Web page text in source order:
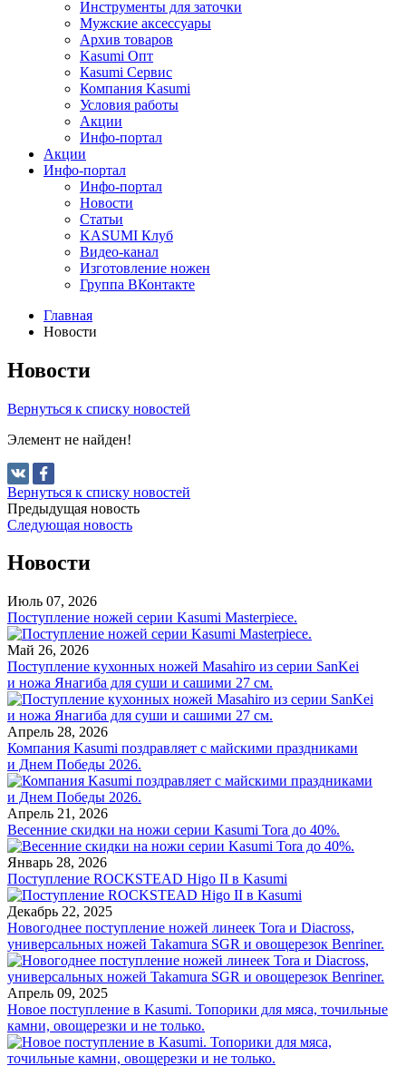
Инструменты для заточки
Мужские аксессуары
Архив товаров
Kasumi Опт
Кasumi Сервис
Компания Kasumi
Условия работы
Акции
Инфо-портал
Акции
Инфо-портал
Инфо-портал
Новости
Статьи
KASUMI Клуб
Видео-канал
Изготовление ножен
Группа ВКонтакте
Главная
Новости
Новости
Вернуться к списку новостей
Элемент не найден!
Вернуться к списку новостей
Предыдущая новость
Следующая новость
Новости
Июль 07, 2026
Поступление ножей серии Kasumi Masterpiece.
Май 26, 2026
Поступление кухонных ножей Masahiro из серии SanKei
и ножа Янагиба для суши и сашими 27 см.
Апрель 28, 2026
Компания Kasumi поздравляет с майскими праздниками
и Днем Победы 2026.
Апрель 21, 2026
Весенние скидки на ножи серии Kasumi Tora до 40%.
Январь 28, 2026
Поступление ROCKSTEAD Higo II в Kasumi
Декабрь 22, 2025
Новогоднее поступление ножей линеек Tora и Diacross,
универсальных ножей Takamura SGR и овощерезок Benriner.
Апрель 09, 2025
Новое поступление в Kasumi. Топорики для мяса, точильные
камни, овощерезки и не только.